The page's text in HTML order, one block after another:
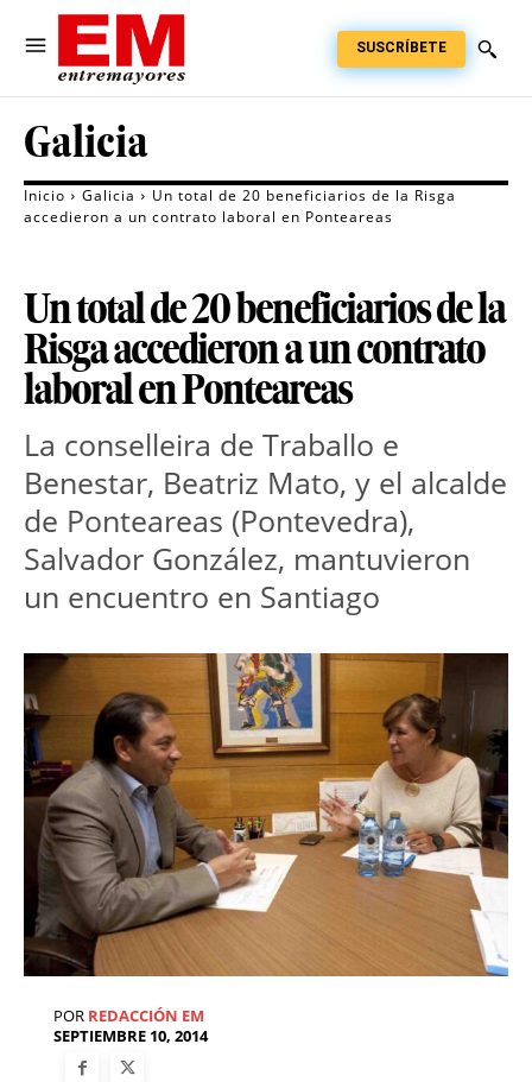
SUSCRÍBETE
Galicia
Inicio Galicia
Un total de 20 beneficiarios de la Risga
accedieron a un contrato laboral en Ponteareas
Un total de 20 beneficiarios de la
Risga accedieron a un contrato
laboral en Ponteareas
La conselleira de Traballo e
Benestar, Beatriz Mato, y el alcalde
de Ponteareas (Pontevedra),
Salvador González, mantuvieron
un encuentro en Santiago
POR REDACCIÓN EM
SEPTIEMBRE 10, 2014